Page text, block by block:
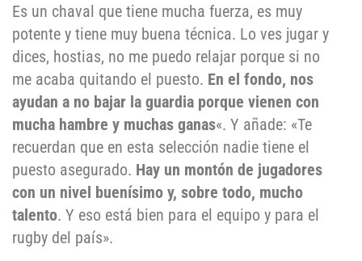
Es un chaval que tiene mucha fuerza, es muy
potente y tiene muy buena técnica. Lo ves jugar y
dices, hostias, no me puedo relajar porque si no
me acaba quitando el puesto. En el fondo, nos
ayudan a no bajar la guardia porque vienen con
mucha hambre y muchas ganas«. Y añade: «Te
recuerdan que en esta selección nadie tiene el
puesto asegurado. Hay un montón de jugadores
con un nivel buenísimo y, sobre todo, mucho
talento. Y eso está bien para el equipo y para el
rugby del país».